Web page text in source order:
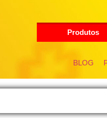
Produtos
BLOG